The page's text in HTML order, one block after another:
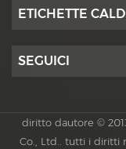
ETICHETTE
SEGUICI
diritto dautore ©
Co., Ltd.. tutti i diritti